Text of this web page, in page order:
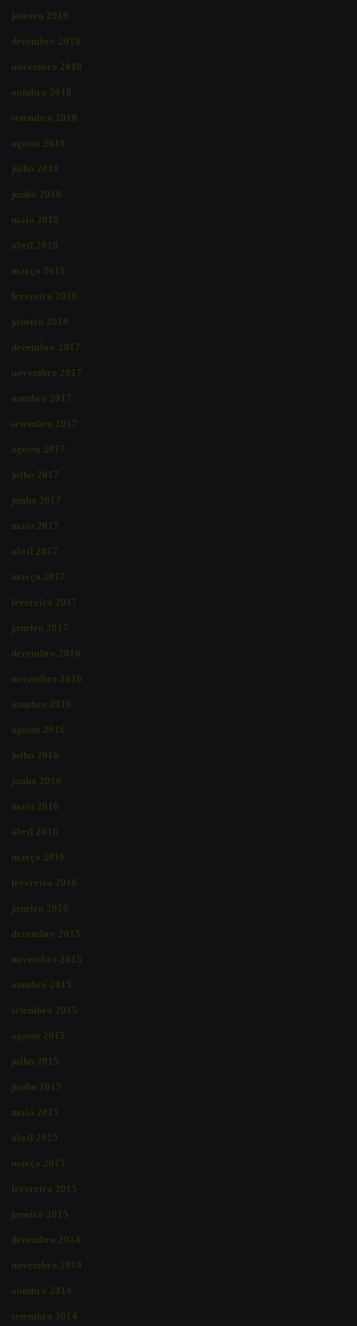
janeiro 2019
dezembro 2018
novembro 2018
outubro 2018
setembro 2018
agosto 2018
julho 2018
junho 2018
maio 2018
abril 2018
março 2018
fevereiro 2018
janeiro 2018
dezembro 2017
novembro 2017
outubro 2017
setembro 2017
agosto 2017
julho 2017
junho 2017
maio 2017
abril 2017
março 2017
fevereiro 2017
janeiro 2017
dezembro 2016
novembro 2016
outubro 2016
agosto 2016
julho 2016
junho 2016
maio 2016
abril 2016
março 2016
fevereiro 2016
janeiro 2016
dezembro 2015
novembro 2015
outubro 2015
setembro 2015
agosto 2015
julho 2015
junho 2015
maio 2015
abril 2015
março 2015
fevereiro 2015
janeiro 2015
dezembro 2014
novembro 2014
outubro 2014
setembro 2014